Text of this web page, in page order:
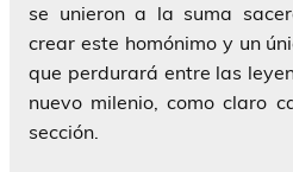
se unieron a la suma
crear este homónimo y un
que perdurará entre las
nuevo milenio, como claro
sección.